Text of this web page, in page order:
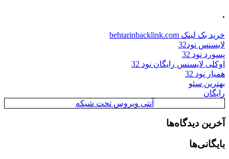
.
خرید بک لینک behtarinbacklink.com
لایسنس نود32
پسورد نود 32
اوکلی لایسنس رایگان نود 32
همیار نود 32
بهترین سئو
رایگان
آنتی ویروس تحت شبکه
آخرین دیدگاه‌ها
بایگانی‌ها